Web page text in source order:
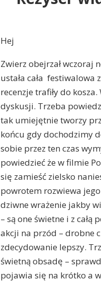
Hej
Zwierz obejrzał wczoraj
ustała cała festiwalowa
recenzje trafiły do
dyskusji. Trzeba
tak umiejętnie tworzy
końcu gdy dochodzimy
sobie przez ten czas
powiedzieć że w filmie
się zamieść zielsko
powrotem rozwiewa
dziwne wrażenie jakby
– są one świetne i z
akcji na przód – drobne
zdecydowanie lepszy.
świetną obsadę –
pojawia się na krótko a